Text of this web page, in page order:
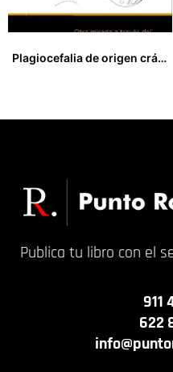
Plagiocefalia de origen cráneo-sacro
Publica tu libro con el
911
622